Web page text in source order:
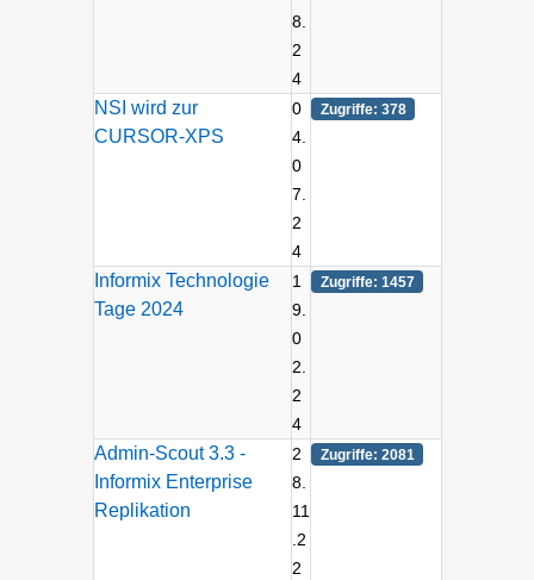
8.
2
4
NSI wird zur
CURSOR-XPS
0
4.
0
7.
2
4
Zugriffe: 378
Informix Technologie
Tage 2024
1
9.
0
2.
2
4
Zugriffe: 1457
Admin-Scout 3.3 -
Informix Enterprise
Replikation
2
8.
11
.2
2
Zugriffe: 2081